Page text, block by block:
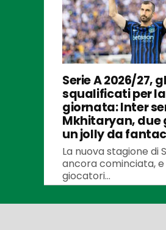
Serie A 2026/27,
squalificati per
giornata: Inter
Mkhitaryan, due
un jolly da
La nuova stagione di
ancora cominciata,
giocatori...